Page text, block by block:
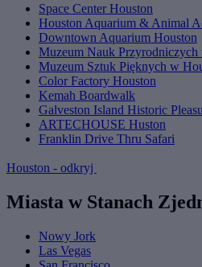
Space Center Houston
Houston Aquarium & Animal
Downtown Aquarium Houston
Muzeum Nauk Przyrodniczych
Muzeum Sztuk Pięknych w
Color Factory Houston
Kemah Boardwalk
Galveston Island Historic
ARTECHOUSE Huston
Franklin Drive Thru Safari
Houston - odkryj
Miasta w Stanach
Nowy Jork
Las Vegas